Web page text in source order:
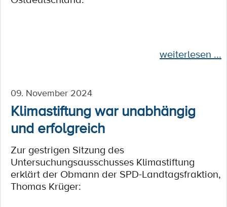
weiterlesen ...
09. November 2024
Klimastiftung war unabhängig
und erfolgreich
Zur gestrigen Sitzung des
Untersuchungsausschusses Klimastiftung
erklärt der Obmann der SPD-Landtagsfraktion,
Thomas Krüger: